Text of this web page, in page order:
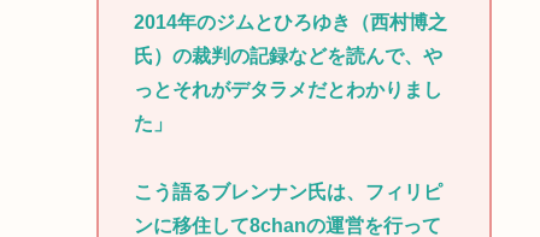
2014年のジムとひろゆき（西村博之
氏）の裁判の記録などを読んで、や
っとそれがデタラメだとわかりまし
た」
こう語るブレンナン氏は、フィリピ
ンに移住して8chanの運営を行って